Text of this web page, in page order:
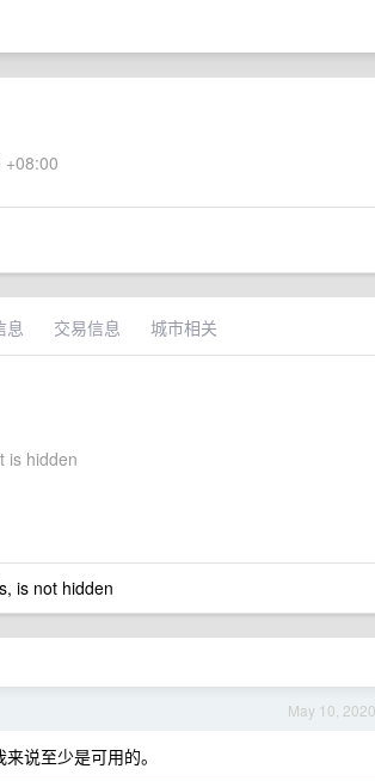
息 交易信息 城市相关
is hidden
is not hidden
May 10, 2020
说至少是可用的。